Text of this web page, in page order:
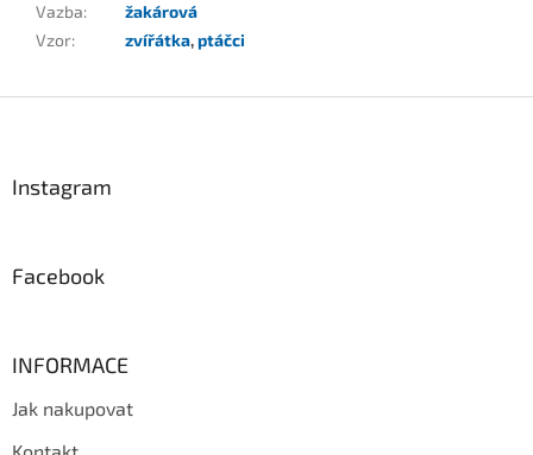
Vazba:
žakárová
Vzor: zvířátka,ptáčci
Instagram
Facebook
INFORMACE
Jak nakupovat